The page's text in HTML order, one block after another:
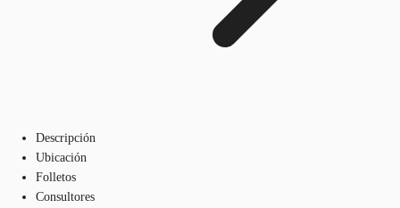
Descripción
Ubicación
Folletos
Consultores